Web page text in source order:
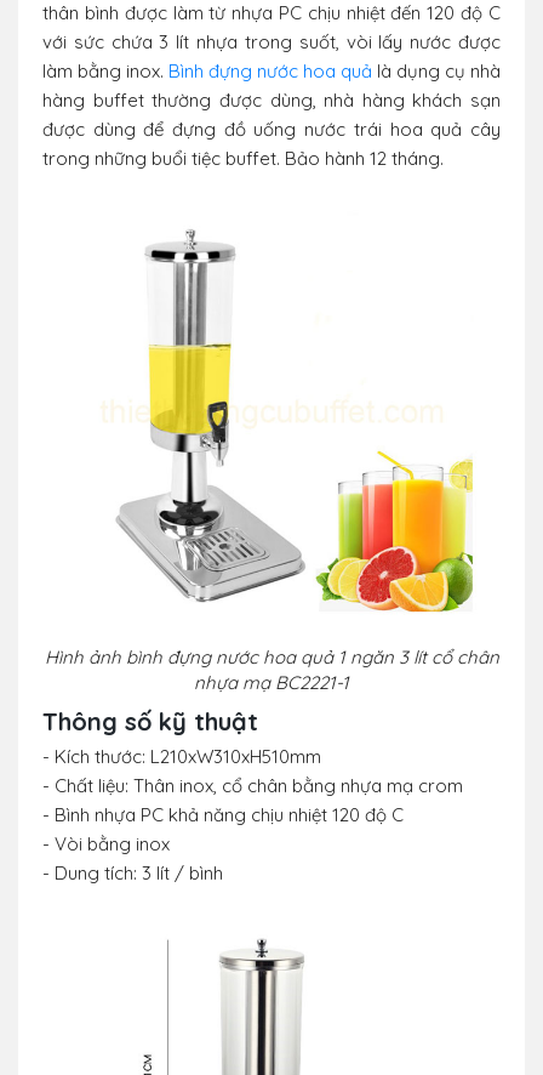
thân bình được làm từ nhựa PC chịu nhiệt đến 120 độ C
với sức chứa 3 lít nhựa trong suốt, vòi lấy nước được
làm bằng inox. Bình đựng nước hoa quả là dụng cụ nhà
hàng buffet thường được dùng, nhà hàng khách sạn
được dùng để đựng đồ uống nước trái hoa quả cây
trong những buổi tiệc buffet. Bảo hành 12 tháng.
Hình ảnh bình đựng nước hoa quả 1 ngăn 3 lít cổ chân
nhựa mạ BC2221-1
Thông số kỹ thuật
- Kích thước: L210xW310xH510mm
- Chất liệu: Thân inox, cổ chân bằng nhựa mạ crom
- Bình nhựa PC khả năng chịu nhiệt 120 độ C
- Vòi bằng inox
- Dung tích: 3 lít / bình